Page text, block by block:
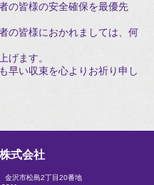
の皆様の安全確保を最優先
の皆様におかれましては、何
げます。
早い収束を心よりお祈り申し
式会社
沢市松島2丁目20番地